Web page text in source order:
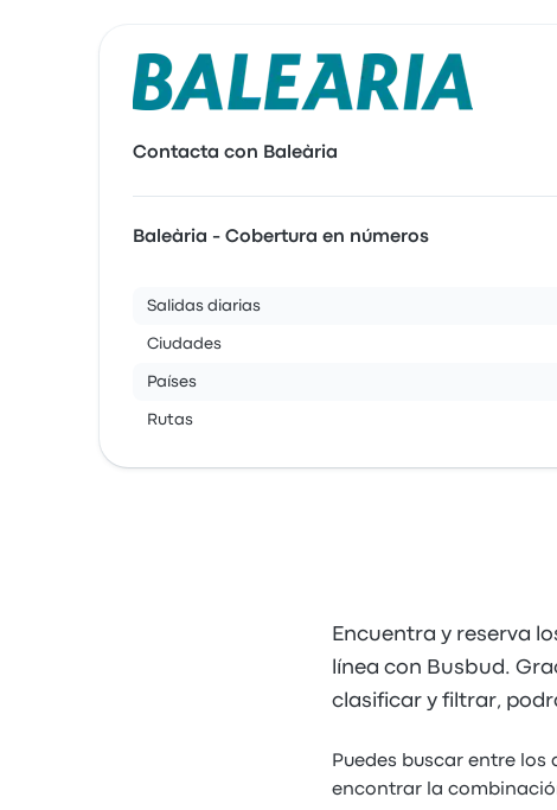
Contacta con Baleària
Baleària - Cobertura en números
Salidas diarias
Ciudades
Países
Rutas
Encuentra y reserva
línea con Busbud.
clasificar y filtrar,
Puedes buscar entre
encontrar la